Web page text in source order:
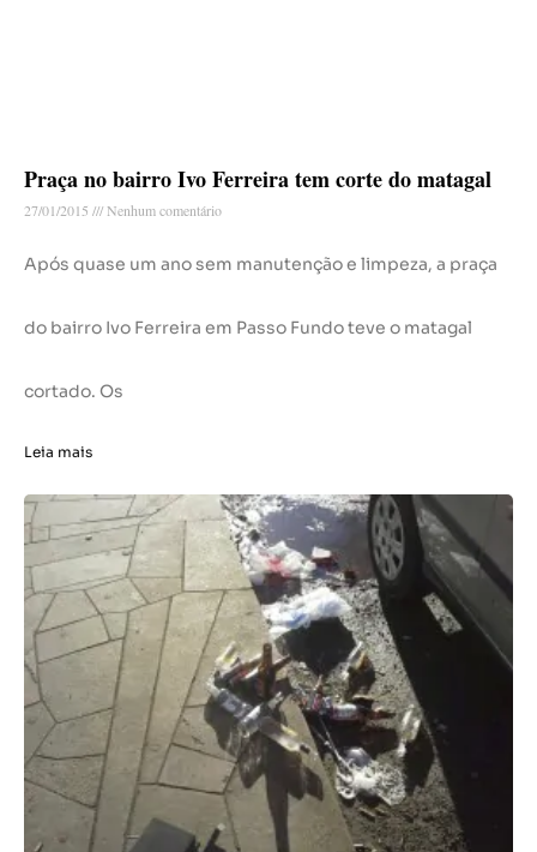
Praça no bairro Ivo Ferreira tem corte do matagal
27/01/2015 Nenhum comentário
Após quase um ano sem manutenção e limpeza, a praça
do bairro Ivo Ferreira em Passo Fundo teve o matagal
cortado. Os
Leia mais